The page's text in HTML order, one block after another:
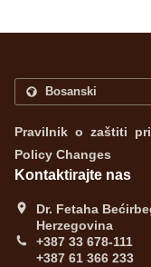
Pravilnik o zaštiti
Policy Changes
Kontaktirajte nas
Dr. Fetaha
Herzegovina
+387 33 678-111
+387 61 366 233